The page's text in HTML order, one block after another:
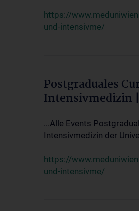
https://
und-intensivme/
Postgraduales
Intensivmedizin
...Alle Events
Intensivmedizin der
https://
und-intensivme/